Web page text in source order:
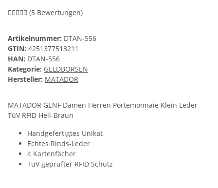
(5 Bewertungen)
Artikelnummer: DTAN-556
GTIN: 4251377513211
HAN: DTAN-556
Kategorie: GELDBÖRSEN
Hersteller: MATADOR
MATADOR GENF Damen Herren Portemonnaie Klein Leder
TüV RFID Hell-Braun
Handgefertigtes Unikat
Echtes Rinds-Leder
4 Kartenfächer
TüV geprüfter RFID Schutz